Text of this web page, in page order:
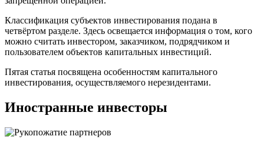
Классификация субъектов инвестирования подана в
четвёртом разделе. Здесь освещается информация о том, кого
можно считать инвестором, заказчиком, подрядчиком и
пользователем объектов капитальных инвестиций.
Пятая статья посвящена особенностям капитального
инвестирования, осуществляемого нерезидентами.
Иностранные инвесторы